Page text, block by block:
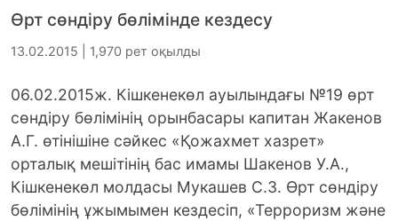
Өрт сөндіру бөлімінде кездесу
13.02.2015 | 1,970 рет оқылды
06.02.2015ж. Кішкенекөл ауылындағы №19 өрт
сөндіру бөлімінің орынбасары капитан Жакенов
А.Г. өтінішіне сәйкес «Қожахмет хазрет»
орталық мешітінің бас имамы Шакенов У.А.,
Кішкенекөл молдасы Мукашев С.З. Өрт сөндіру
бөлімінің ұжымымен кездесіп, «Терроризм және